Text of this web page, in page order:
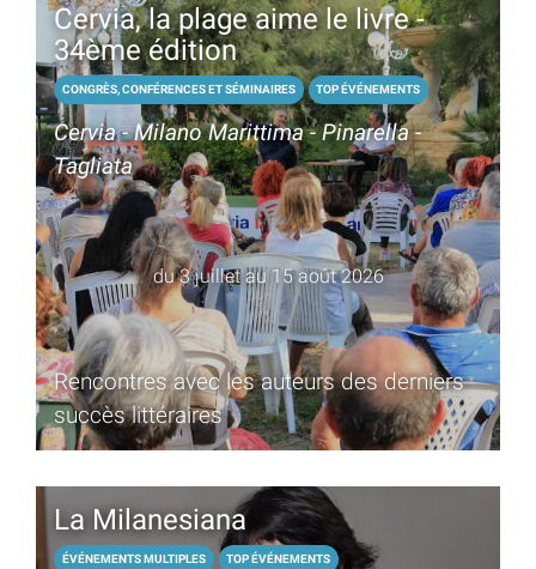
Cervia, la plage aime le livre -
34ème édition
CONGRÈS, CONFÉRENCES ET SÉMINAIRES TOP ÉVÉNEMENTS
Cervia - Milano Marittima - Pinarella -
Tagliata
du 3 juillet au 15 août 2026
Rencontres avec les auteurs des derniers
succès littéraires
La Milanesiana
ÉVÉNEMENTS MULTIPLES TOP ÉVÉNEMENTS